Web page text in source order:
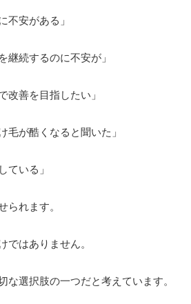
不安がある」
継続するのに不安が」
改善を目指したい」
毛が酷くなると聞いた」
ている」
られます。
はありません。
な選択肢の一つだと考えています。